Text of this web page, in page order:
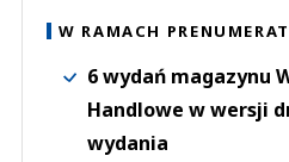
W RAMACH
6 wydań magazynu
Handlowe w wersji
wydania